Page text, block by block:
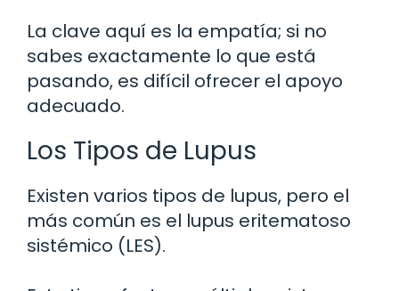
La clave aquí es la empatía; si no
sabes exactamente lo que está
pasando, es difícil ofrecer el apoyo
adecuado.
Los Tipos de Lupus
Existen varios tipos de lupus, pero el
más común es el lupus eritematoso
sistémico (LES).